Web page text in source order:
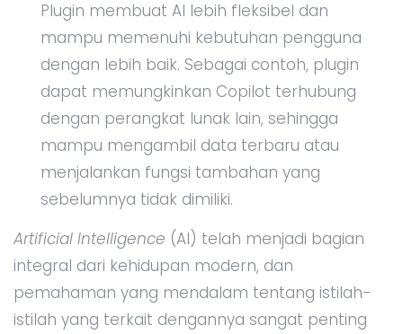
Plugin membuat AI lebih fleksibel dan
mampu memenuhi kebutuhan pengguna
dengan lebih baik. Sebagai contoh, plugin
dapat memungkinkan Copilot terhubung
dengan perangkat lunak lain, sehingga
mampu mengambil data terbaru atau
menjalankan fungsi tambahan yang
sebelumnya tidak dimiliki.
Artificial Intelligence (AI) telah menjadi bagian
integral dari kehidupan modern, dan
pemahaman yang mendalam tentang istilah-
istilah yang terkait dengannya sangat penting